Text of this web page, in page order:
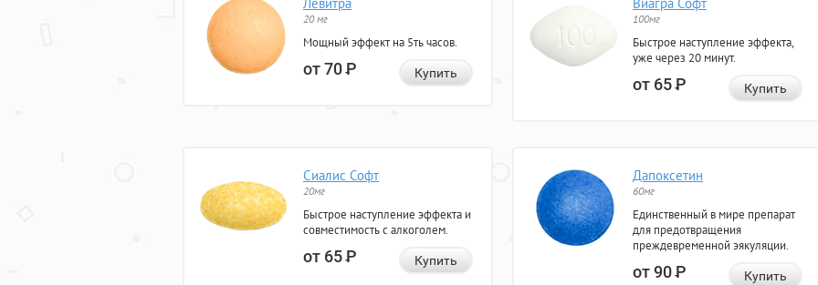
Левитра
20 мг
Мощный эффект на 5ть часов.
от 70Р Купить
Виагра Софт
100мг
Быстрое наступление эффекта,
уже через 20 минут.
от 65Р Купить
Сиалис Софт
20мг
Быстрое наступление эффекта и
совместимость с алкоголем.
от 65Р Купить
Дапоксетин
60мг
Единственный в мире препарат
для предотвращения
преждевременной эякуляции.
от 90Р Купить